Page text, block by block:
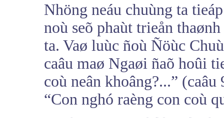
Nhöng neáu chuùng ta
noù seõ phaùt trieån
ta. Vaø luùc ñoù Ñöùc
caâu maø Ngaøi ñaõ hoûi
coù neân khoâng?...”
“Con nghó raèng con coù